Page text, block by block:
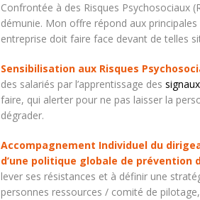
Confrontée à des Risques Psychosociaux
démunie. Mon offre répond aux
entreprise doit faire face devant de telles
Sensibilisation aux Risques
des salariés par l’apprentissage des
faire, qui alerter pour ne pas laisser la
dégrader.
Accompagnement Individuel du
d’une politique globale de prévention
lever ses résistances et à définir une
personnes ressources / comité de